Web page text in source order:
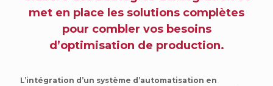
met en place les solutions complètes
pour combler vos besoins
d’optimisation de production.
L’intégration d’un système d’automatisation en